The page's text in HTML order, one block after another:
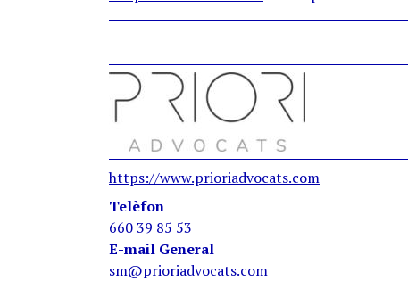
https://www.prioriadvocats.com
Telèfon
660 39 85 53
E-mail General
sm@prioriadvocats.com